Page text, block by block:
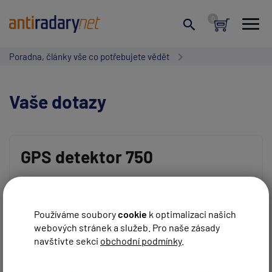
Používáme souborycookie k optimalizaci našich
webových stránek a služeb. Pro naše zásady
navštivte sekci obchodní podmínky.
Poradna, články vše co potřebujete vědět
Vaše dotazy
Vaše jméno:
Váš e-mail:
GPS detektor 750
Děkuji